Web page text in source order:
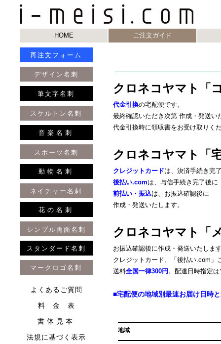
HOME ご注文ガイド
再注文フォーム
デザイン名刺
筆文字名刺
スケルトン名刺
音楽名刺
スポーツ名刺
動物名刺
ネイチャー名刺
花の名刺
シンプル両面名刺
スタンダード名刺
マークロゴ名刺
よくあるご質問
料 金 表
書体見本
法規に基づく表示
クロネコヤマト「
代金引換の宅配便です。
最終確認いただき次第 作成・発送い
代金引換時に領収書をお受け取りく
クロネコヤマト「
クレジットカードは、決済手続き完
後払い.comは、与信手続き完了後に
前払い・振込は、お振込確認後に
作成・発送いたします。
クロネコヤマト「
お振込確認後に作成・発送いたしま
クレジットカード、「後払い.com」
送料全国一律300円 。配達日時指定
■宅配便の地域別最速お届け日時
地域 発送日よ